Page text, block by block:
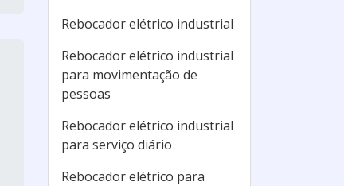
Rebocador elétrico industrial
Rebocador elétrico industrial
para movimentação de
pessoas
Rebocador elétrico industrial
para serviço diário
Rebocador elétrico para